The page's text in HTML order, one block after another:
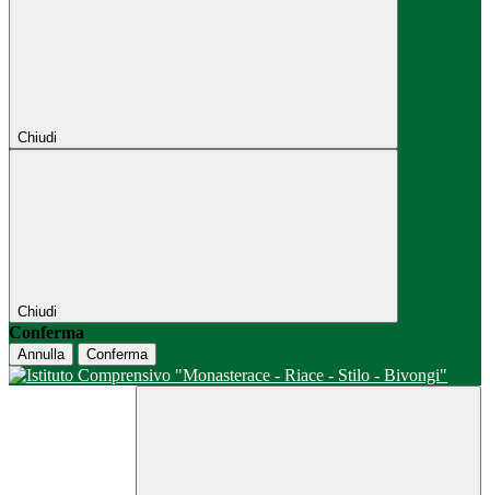
Chiudi
Chiudi
Conferma
Annulla Conferma